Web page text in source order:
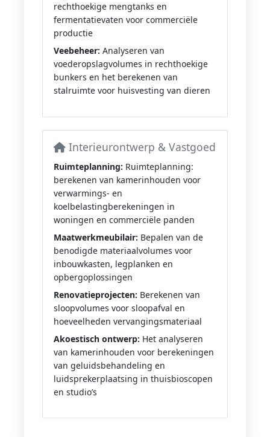
rechthoekige mengtanks en
fermentatievaten voor commerciële
productie
Veebeheer: Analyseren van
voederopslagvolumes in rechthoekige
bunkers en het berekenen van
stalruimte voor huisvesting van dieren
Interieurontwerp & Vastgoed
Ruimteplanning: Ruimteplanning:
berekenen van kamerinhouden voor
verwarmings- en
koelbelastingberekeningen in
woningen en commerciële panden
Maatwerkmeubilair: Bepalen van de
benodigde materiaalvolumes voor
inbouwkasten, legplanken en
opbergoplossingen
Renovatieprojecten: Berekenen van
sloopvolumes voor sloopafval en
hoeveelheden vervangingsmateriaal
Akoestisch ontwerp: Het analyseren
van kamerinhouden voor berekeningen
van geluidsbehandeling en
luidsprekerplaatsing in thuisbioscopen
en studio’s